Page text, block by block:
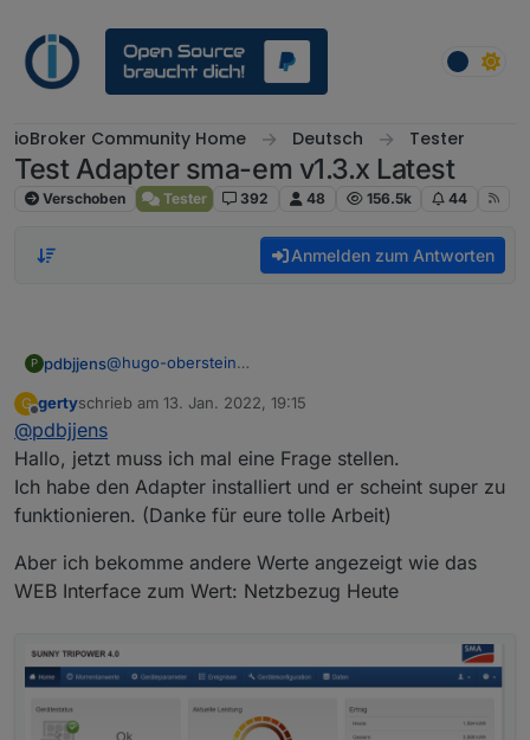
ioBroker Community Home Deutsch Tester
Test Adapter sma-em v1.3.x Latest
Verschoben Tester 392 48 156.5k 44
Anmelden zum Antworten
P pdbjjens@hugo-oberstein
erfolgreich mit der Installation des sma-em Adapters
über das iobroker UI?
Ansonsten: iobroker Adapter NIEMALS per sudo
installieren und auch möglichst nicht per npm i.
Wenn schon über command line statt UI installiert
werden muss, dann am besten nur iobroker Befehle
iobroker Befehle können in jedem Verzeichnis
G
Offline
gertyschrieb am 13. Jan. 2022, 19:15
zuletzt editiert von
@pdbjjens
Hallo, jetzt muss ich mal eine Frage stellen.
Ich habe den Adapter installiert und er scheint super zu
funktionieren. (Danke für eure tolle Arbeit)
Aber ich bekomme andere Werte angezeigt wie das
WEB Interface zum Wert: Netzbezug Heute